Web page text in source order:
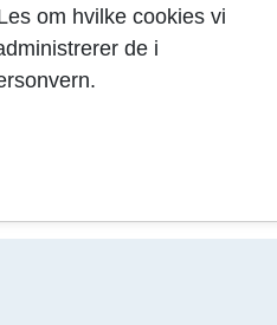
om hvilke cookies vi
de i